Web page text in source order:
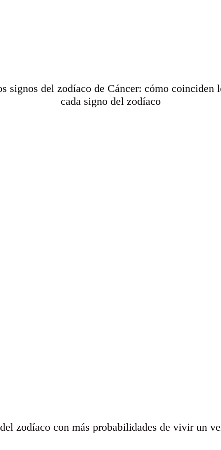
signos del zodíaco de Cáncer: cómo coinciden
cada signo del zodíaco
zodíaco con más probabilidades de vivir un